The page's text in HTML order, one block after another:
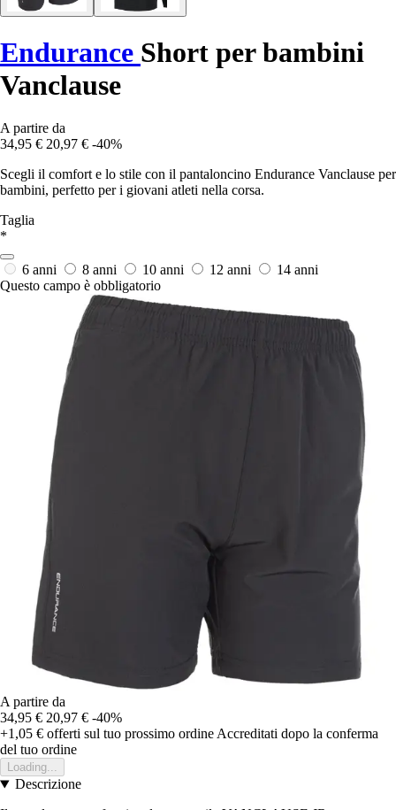
Endurance Short per bambini
Vanclause
A partire da
34,95 € 20,97 € -40%
Scegli il comfort e lo stile con il pantaloncino Endurance Vanclause per
bambini, perfetto per i giovani atleti nella corsa.
Taglia
*
6 anni 8 anni 10 anni 12 anni
14 anni
Questo campo è obbligatorio
A partire da
34,95 € 20,97 € -40%
+1,05 € offerti sul tuo prossimo ordine Accreditati dopo la conferma
del tuo ordine
Loading...
Descrizione